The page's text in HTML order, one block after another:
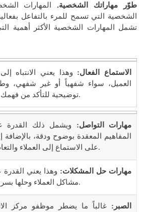
طوّر مهاراتك الشخصية. المهارات
الشخصية التي تسمح للمرء بالتفاعل
تشمل المهارات الشخصية الأكثر أهمية
الاستماع الفعال: وهذا يعني الانتباه
العميل، سواء شفهياً أو غير شفهي،
توضيحية للتأكد من فهمك لاحتياجاته.
مهارات التواصل: ويشمل ذلك القدرة
المفاهيم المعقدة بوضوح ودقة، بالإضافة
على الاستماع إلى العملاء والتعاطف معهم.
مهارات حل المشكلات: وهذا يعني القدرة
مشاكل العملاء وحلها بسرعة وكفاءة.
الصبر: غالباً ما يضطر موظفو مركز